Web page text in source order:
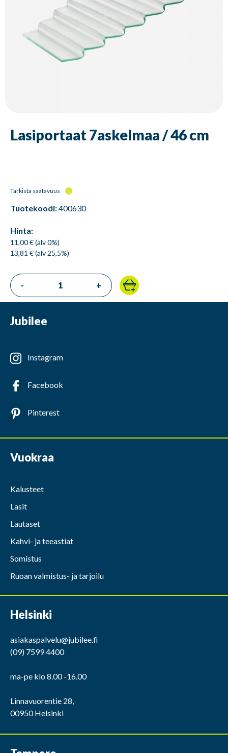
Lasiportaat 7askelmaa / 46 cm
Tarkista saatavuus
Tuotekoodi:400630
Hinta:
11,00 € (alv 0%)
13,81 € (alv 25,5%)
- +
Jubilee
Instagram
Facebook
Pinterest
Vuokraa
Kalusteet
Lasit
Lautaset
Kahvi- ja teeastiat
Somistus
Ruoan valmistus- ja tarjoilu
Helsinki
asiakaspalvelu@jubilee.fi
(09) 7599 4400
ma-pe klo 8.00 -16.00
Linnavuorentie 28,
00950 Helsinki